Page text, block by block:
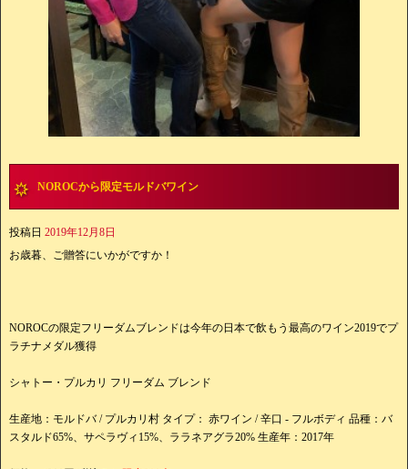
NOROCから限定モルドバワイン
投稿日 2019年12月8日
お歳暮、ご贈答にいかがですか！
NOROCの限定フリーダムブレンドは今年の日本で飲もう最高のワイン2019でプ
ラチナメダル獲得
シャトー・プルカリ フリーダム ブレンド
生産地：モルドバ / プルカリ村 タイプ： 赤ワイン / 辛口 - フルボディ 品種：バ
スタルド65%、サペラヴィ15%、ララネアグラ20% 生産年：2017年